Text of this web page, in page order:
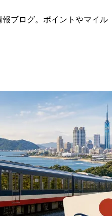
ブログ。ポイントやマイル